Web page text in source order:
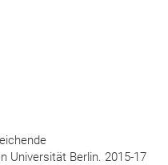
Universität Berlin. 2015-17